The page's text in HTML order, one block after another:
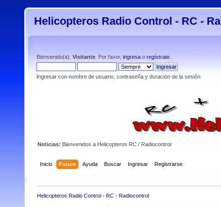
Helicopteros Radio Control - RC -
Bienvenido(a), Visitante . Por favor, ingresa o regístrate
Ingresar con nombre de usuario, contraseña y duración de la sesión
Noticias: Bienvenidos a Helicopteros RC / Radiocontrol
Inicio Forum Ayuda Buscar Ingresar Registrarse
Helicopteros Radio Control - RC - Radiocontrol